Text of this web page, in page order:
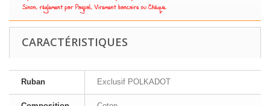
CARACTÉRISTIQUES
Ruban Exclusif POLKADOT